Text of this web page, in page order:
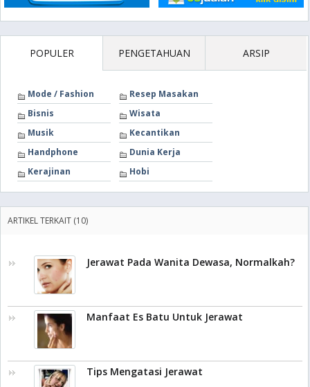
POPULER PENGETAHUAN ARSIP
Mode / Fashion
Resep Masakan
Bisnis
Wisata
Musik
Kecantikan
Handphone
Dunia Kerja
Kerajinan
Hobi
ARTIKEL TERKAIT (10)
Jerawat Pada Wanita Dewasa, Normalkah?
Manfaat Es Batu Untuk Jerawat
Tips Mengatasi Jerawat